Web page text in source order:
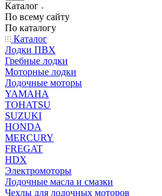
Каталог
По всему сайту
По каталогу
Каталог
Лодки ПВХ
Гребные лодки
Моторные лодки
Лодочные моторы
YAMAHA
TOHATSU
SUZUKI
HONDA
MERCURY
FREGAT
HDX
Электромоторы
Лодочные масла и смазки
Чехлы для лодочных моторов